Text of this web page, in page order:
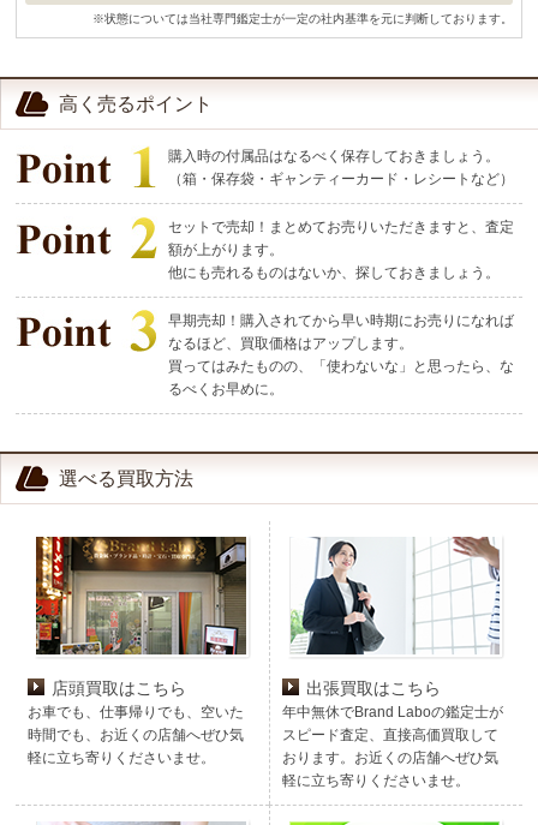
※状態については当社専門鑑定士が一定の社内基準を元に判断しております。
高く売るポイント
購入時の付属品はなるべく保存しておきましょう。
（箱・保存袋・ギャンティーカード・レシートなど）
セットで売却！まとめてお売りいただきますと、査定
額が上がります。
他にも売れるものはないか、探しておきましょう。
早期売却！購入されてから早い時期にお売りになれば
なるほど、買取価格はアップします。
買ってはみたものの、「使わないな」と思ったら、な
るべくお早めに。
選べる買取方法
店頭買取はこちら
お車でも、仕事帰りでも、空いた
時間でも、お近くの店舗へぜひ気
軽に立ち寄りくださいませ。
出張買取はこちら
年中無休でBrand Laboの鑑定士が
スピード査定、直接高価買取して
おります。お近くの店舗へぜひ気
軽に立ち寄りくださいませ。